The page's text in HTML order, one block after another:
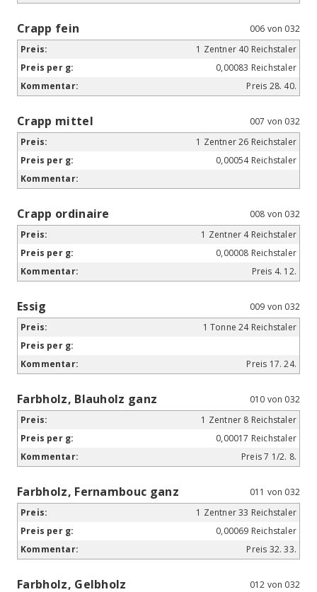
Crapp fein
006 von 032
1 Zentner 40 Reichstaler
0,00083 Reichstaler
Preis 28. 40.
Crapp mittel
007 von 032
1 Zentner 26 Reichstaler
0,00054 Reichstaler
Crapp ordinaire
008 von 032
1 Zentner 4 Reichstaler
0,00008 Reichstaler
Preis 4. 12.
Essig
009 von 032
1 Tonne 24 Reichstaler
Preis 17. 24.
Farbholz, Blauholz ganz
010 von 032
1 Zentner 8 Reichstaler
0,00017 Reichstaler
Preis 7 1/2. 8.
Farbholz, Fernambouc ganz
011 von 032
1 Zentner 33 Reichstaler
0,00069 Reichstaler
Preis 32. 33.
Farbholz, Gelbholz 012 von 032